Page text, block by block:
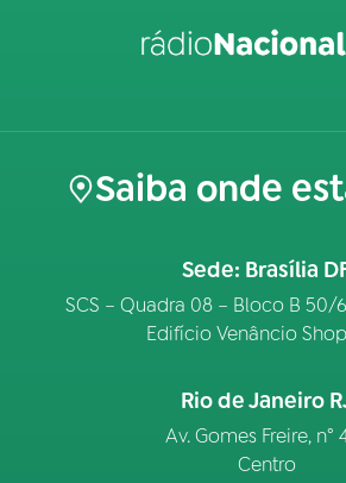
Saiba onde
Sede: Brasília
SCS – Quadra 08 – Bloco B 50/
Edifício Venâncio
Rio de Janeiro
Av. Gomes Freire, n°
Centro